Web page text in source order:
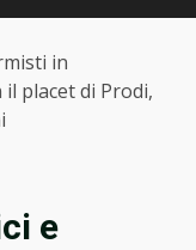
in
placet di Prodi,
e